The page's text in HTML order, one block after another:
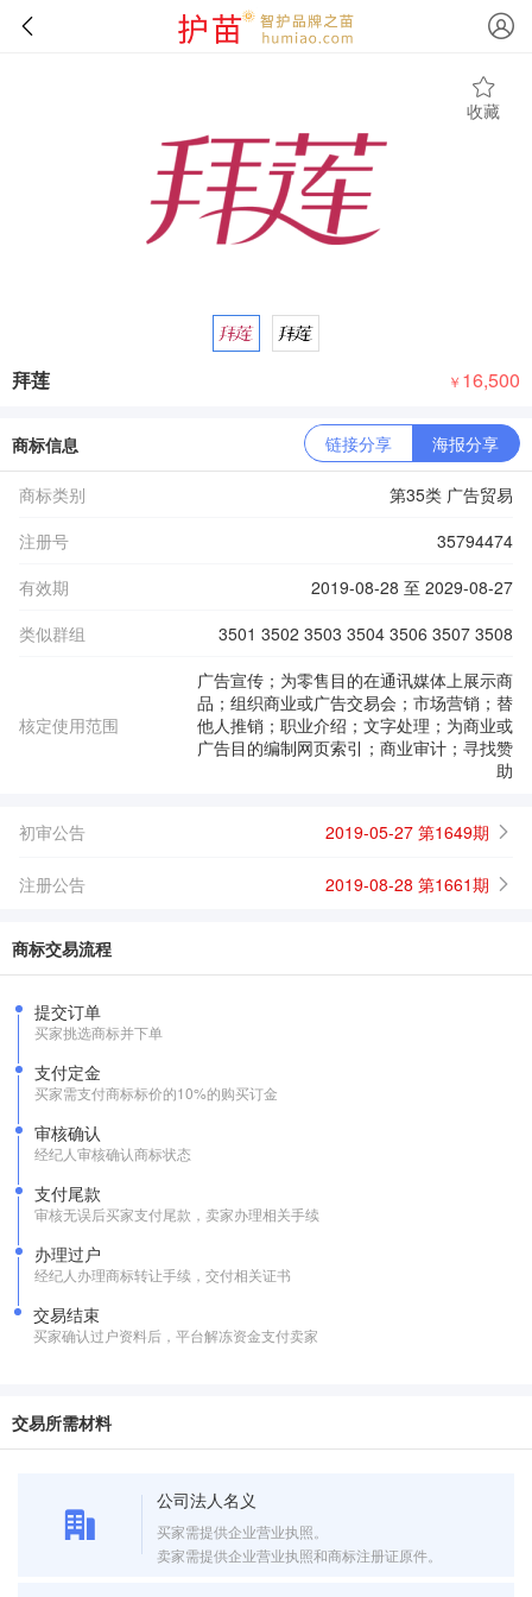
收藏
拜莲 ￥ 16,500
商标信息 链接分享 海报分享
商标类别
第35类 广告贸易
注册号
35794474
有效期
2019-08-28 至 2029-08-27
类似群组
3501 3502 3503 3504 3506 3507 3508
核定使用范围
广告宣传；为零售目的在通讯媒体上展示商
品；组织商业或广告交易会；市场营销；替
他人推销；职业介绍；文字处理；为商业或
广告目的编制网页索引；商业审计；寻找赞
助
初审公告 2019-05-27 第1649期
注册公告 2019-08-28 第1661期
商标交易流程
提交订单
买家挑选商标并下单
支付定金
买家需支付商标标价的10%的购买订金
审核确认
经纪人审核确认商标状态
支付尾款
审核无误后买家支付尾款，卖家办理相关手续
办理过户
经纪人办理商标转让手续，交付相关证书
交易结束
买家确认过户资料后，平台解冻资金支付卖家
交易所需材料
公司法人名义
买家需提供企业营业执照。
卖家需提供企业营业执照和商标注册证原件。